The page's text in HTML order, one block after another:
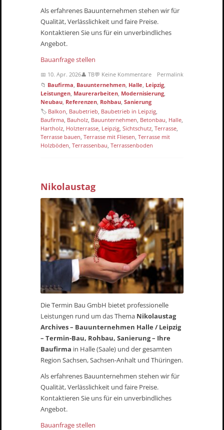
Als erfahrenes Bauunternehmen stehen wir für
Qualität, Verlässlichkeit und faire Preise.
Kontaktieren Sie uns für ein unverbindliches
Angebot.
Bauanfrage stellen
📅 10. Apr. 2026👤 TB💬 Keine Kommentare
Permalink
📁 Baufirma Bauunternehmen Halle Leipzig
Leistungen Maurerarbeiten Modernisierung
Neubau Referenzen Rohbau Sanierung
🏷 Balkon Baubetrieb Baubetrieb in Leipzig
Baufirma Bauholz Bauunternehmen Betonbau Halle
Hartholz Holzterrasse Leipzig Sichtschutz Terrasse
Terrasse bauen Terrasse mit Fliesen Terrasse mit
Holzböden Terrassenbau Terrassenboden
Nikolaustag
Die Termin Bau GmbH bietet professionelle
Leistungen rund um das Thema Nikolaustag
Archives – Bauunternehmen Halle / Leipzig
– Termin-Bau, Rohbau, Sanierung – Ihre
Baufirma in Halle (Saale) und der gesamten
Region Sachsen, Sachsen-Anhalt und Thüringen.
Als erfahrenes Bauunternehmen stehen wir für
Qualität, Verlässlichkeit und faire Preise.
Kontaktieren Sie uns für ein unverbindliches
Angebot.
Bauanfrage stellen